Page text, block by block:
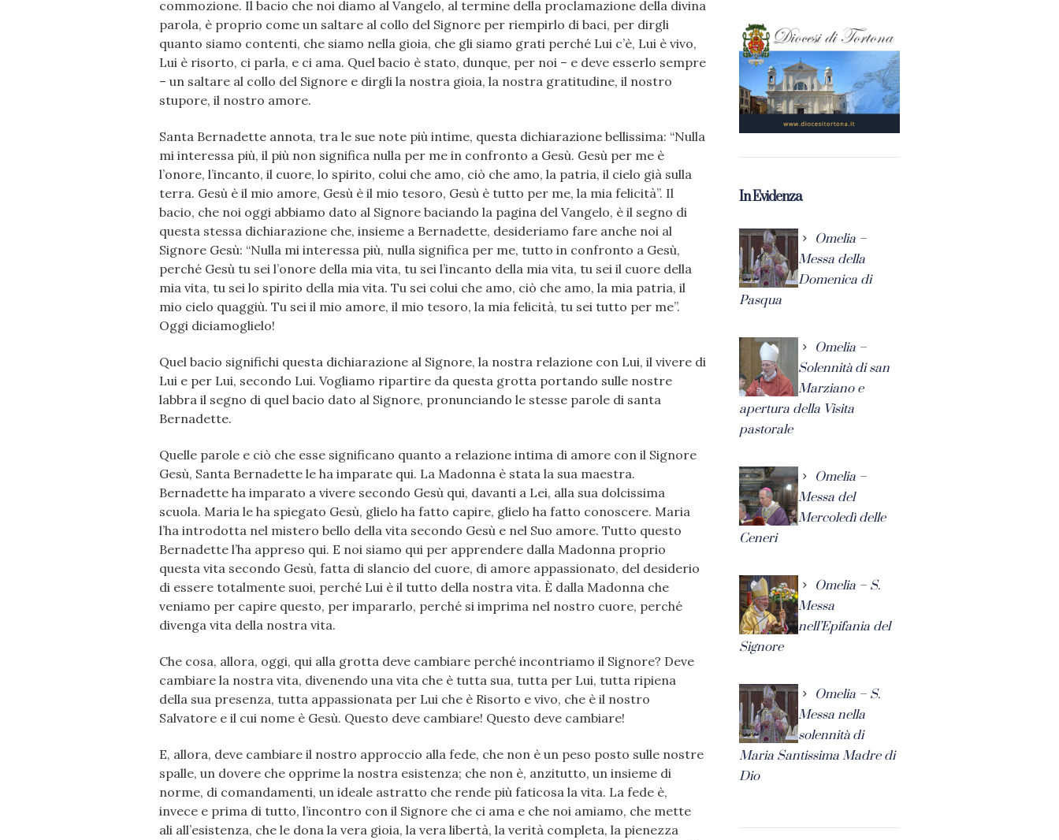
commozione. Il bacio che noi diamo al Vangelo, al termine della proclamazione della divina
parola, è proprio come un saltare al collo del Signore per riempirlo di baci, per dirgli
quanto siamo contenti, che siamo nella gioia, che gli siamo grati perché Lui c’è, Lui è vivo,
Lui è risorto, ci parla, e ci ama. Quel bacio è stato, dunque, per noi – e deve esserlo sempre
– un saltare al collo del Signore e dirgli la nostra gioia, la nostra gratitudine, il nostro
stupore, il nostro amore.
Santa Bernadette annota, tra le sue note più intime, questa dichiarazione bellissima: “Nulla
mi interessa più, il più non significa nulla per me in confronto a Gesù. Gesù per me è
l’onore, l’incanto, il cuore, lo spirito, colui che amo, ciò che amo, la patria, il cielo già sulla
terra. Gesù è il mio amore, Gesù è il mio tesoro, Gesù è tutto per me, la mia felicità”. Il
bacio, che noi oggi abbiamo dato al Signore baciando la pagina del Vangelo, è il segno di
questa stessa dichiarazione che, insieme a Bernadette, desideriamo fare anche noi al
Signore Gesù: “Nulla mi interessa più, nulla significa per me, tutto in confronto a Gesù,
perché Gesù tu sei l’onore della mia vita, tu sei l’incanto della mia vita, tu sei il cuore della
mia vita, tu sei lo spirito della mia vita. Tu sei colui che amo, ciò che amo, la mia patria, il
mio cielo quaggiù. Tu sei il mio amore, il mio tesoro, la mia felicità, tu sei tutto per me”.
Oggi diciamoglielo!
Quel bacio significhi questa dichiarazione al Signore, la nostra relazione con Lui, il vivere di
Lui e per Lui, secondo Lui. Vogliamo ripartire da questa grotta portando sulle nostre
labbra il segno di quel bacio dato al Signore, pronunciando le stesse parole di santa
Bernadette.
Quelle parole e ciò che esse significano quanto a relazione intima di amore con il Signore
Gesù, Santa Bernadette le ha imparate qui. La Madonna è stata la sua maestra.
Bernadette ha imparato a vivere secondo Gesù qui, davanti a Lei, alla sua dolcissima
scuola. Maria le ha spiegato Gesù, glielo ha fatto capire, glielo ha fatto conoscere. Maria
l’ha introdotta nel mistero bello della vita secondo Gesù e nel Suo amore. Tutto questo
Bernadette l’ha appreso qui. E noi siamo qui per apprendere dalla Madonna proprio
questa vita secondo Gesù, fatta di slancio del cuore, di amore appassionato, del desiderio
di essere totalmente suoi, perché Lui è il tutto della nostra vita. È dalla Madonna che
veniamo per capire questo, per impararlo, perché si imprima nel nostro cuore, perché
divenga vita della nostra vita.
Che cosa, allora, oggi, qui alla grotta deve cambiare perché incontriamo il Signore? Deve
cambiare la nostra vita, divenendo una vita che è tutta sua, tutta per Lui, tutta ripiena
della sua presenza, tutta appassionata per Lui che è Risorto e vivo, che è il nostro
Salvatore e il cui nome è Gesù. Questo deve cambiare! Questo deve cambiare!
E, allora, deve cambiare il nostro approccio alla fede, che non è un peso posto sulle nostre
spalle, un dovere che opprime la nostra esistenza; che non è, anzitutto, un insieme di
norme, di comandamenti, un ideale astratto che rende più faticosa la vita. La fede è,
invece e prima di tutto, l’incontro con il Signore che ci ama e che noi amiamo, che mette
ali all’esistenza, che le dona la vera gioia, la vera libertà, la verità completa, la pienezza
In Evidenza
Omelia –
Messa della
Domenica di
Pasqua
Omelia –
Solennità di san
Marziano e
apertura della Visita
pastorale
Omelia –
Messa del
Mercoledì delle
Ceneri
Omelia – S.
Messa
nell’Epifania del
Signore
Omelia – S.
Messa nella
solennità di
Maria Santissima Madre di
Dio